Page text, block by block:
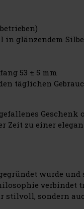
in glänzendem
53 ± 5 mm
täglichen
Geschenk
Zeit zu einer
wurde
stilvoll, sondern